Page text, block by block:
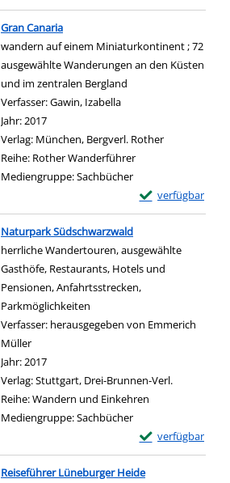
Zum Download von
Gran Canaria
wandern auf einem Miniaturkontinent ; 72
ausgewählte Wanderungen an den Küsten
und im zentralen Bergland
Verfasser:Gawin, Izabella
Jahr:2017
Verlag: München, Bergverl. Rother
Reihe: Rother Wanderführer
Mediengruppe:Sachbücher
verfügbar
Exemplar-Details
Zum Download
Naturpark Südschwarzwald
herrliche Wandertouren, ausgewählte
Gasthöfe, Restaurants, Hotels und
Pensionen, Anfahrtsstrecken,
Parkmöglichkeiten
Verfasser: herausgegeben von Emmerich
Müller
Jahr:2017
Verlag:Stuttgart, Drei-Brunnen-Verl.
Reihe:Wandern und Einkehren
Mediengruppe:Sachbücher
verfügbar
Exemplar-
Zum Download
Reiseführer Lüneburger Heide